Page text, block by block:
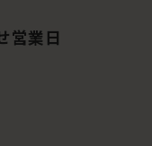
営業日